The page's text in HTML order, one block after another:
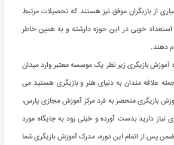
از بازیگران موفق نیز هستند که تحصیلات مرتبط
خوبی در این حوزه دارشته و به همین خاطر
دهند.
آموزش بازیگری زیر نظر یک موسسه معتبر وارد میدان
علاقه مندان به دنیای هنر و بازیگری هستید می
بازیگری منحصر به فرد مرکز آموزش مجازی پارس،
نیاز دارید بدست آورده و خیلی زود به جایگاه مورد
پس از اتمام این دوره، مدرک آموزش بازیگری شما